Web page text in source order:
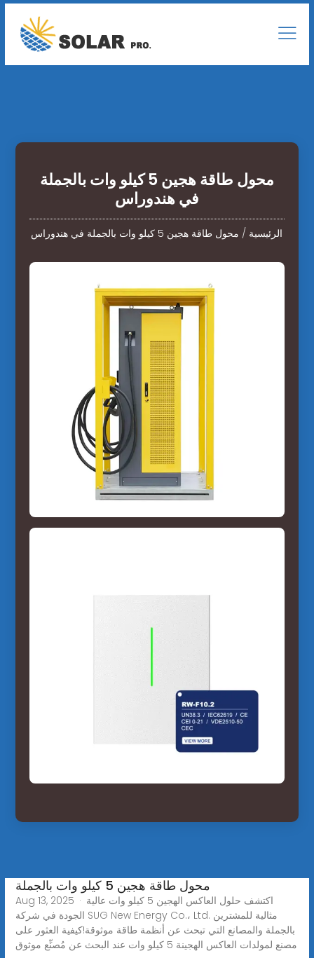
محول طاقة هجين 5 كيلو وات بالجملة
في هندوراس
الرئيسية / محول طاقة هجين 5 كيلو وات بالجملة في هندوراس
محول طاقة هجين 5 كيلو وات بالجملة
Aug 13, 2025 · اكتشف حلول العاكس الهجين 5 كيلو وات عالية
الجودة في شركة SUG New Energy Co.، Ltd. مثالية للمشترين
بالجملة والمصانع التي تبحث عن أنظمة طاقة موثوقة!كيفية العثور على
مصنع لمولدات العاكس الهجينة 5 كيلو وات عند البحث عن مُصنِّع موثوق